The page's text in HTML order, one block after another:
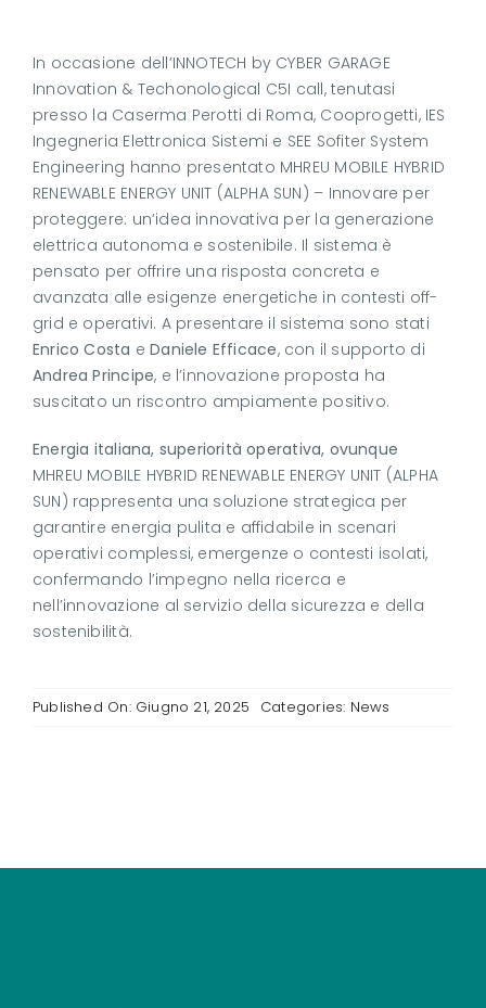
In occasione dell’INNOTECH by CYBER GARAGE
Innovation & Techonological C5I call, tenutasi
presso la Caserma Perotti di Roma, Cooprogetti, IES
Ingegneria Elettronica Sistemi e SEE Sofiter System
Engineering hanno presentato MHREU MOBILE HYBRID
RENEWABLE ENERGY UNIT (ALPHA SUN) – Innovare per
proteggere: un’idea innovativa per la generazione
elettrica autonoma e sostenibile. Il sistema è
pensato per offrire una risposta concreta e
avanzata alle esigenze energetiche in contesti off-
grid e operativi. A presentare il sistema sono stati
Enrico Costa eDaniele Efficace, con il supporto di
Andrea Principe, e l’innovazione proposta ha
suscitato un riscontro ampiamente positivo.
Energia italiana, superiorità operativa, ovunque
MHREU MOBILE HYBRID RENEWABLE ENERGY UNIT (ALPHA
SUN) rappresenta una soluzione strategica per
garantire energia pulita e affidabile in scenari
operativi complessi, emergenze o contesti isolati,
confermando l’impegno nella ricerca e
nell’innovazione al servizio della sicurezza e della
sostenibilità.
Published On: Giugno 21, 2025 Categories: News